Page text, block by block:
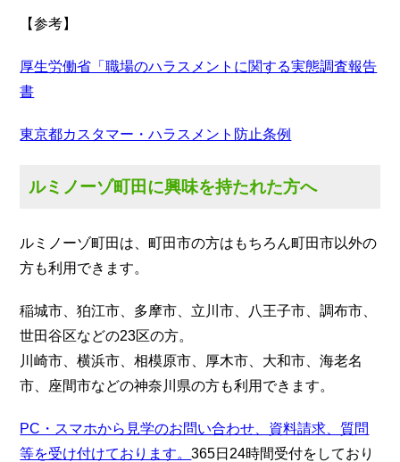
【参考】
厚生労働省「職場のハラスメントに関する実態調査報告
書
東京都カスタマー・ハラスメント防止条例
ルミノーゾ町田に興味を持たれた方へ
ルミノーゾ町田は、町田市の方はもちろん町田市以外の
方も利用できます。
稲城市、狛江市、多摩市、立川市、八王子市、調布市、
世田谷区などの23区の方。
川崎市、横浜市、相模原市、厚木市、大和市、海老名
市、座間市などの神奈川県の方も利用できます。
PC・スマホから見学のお問い合わせ、資料請求、質問
等を受け付けております。365日24時間受付をしており